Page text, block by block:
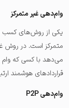
وام‌دهی غیر متمرکز
یکی از روش‌های کسب
متمرکز است. در روش
می‌دهد با کسی که
قراردادهای هوشمند
وام‌دهی P2P